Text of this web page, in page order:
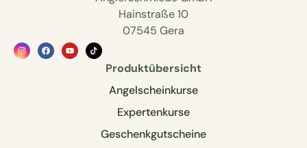
Hainstraße 10
07545 Gera
Produktübersicht
Angelscheinkurse
Expertenkurse
Geschenkgutscheine